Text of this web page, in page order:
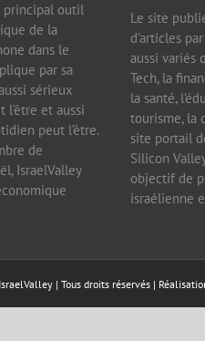
principal outil
de la
dans le
par sa
sérieux
l’être et aussi
peut l’être.
de
IsraelValley
Le site
d’articles
aussi variés
Tech, la
la santé,
tourisme, la
site portail
Silicon
objectif de
israélienne
IsraelValley | Tous droits réservés |